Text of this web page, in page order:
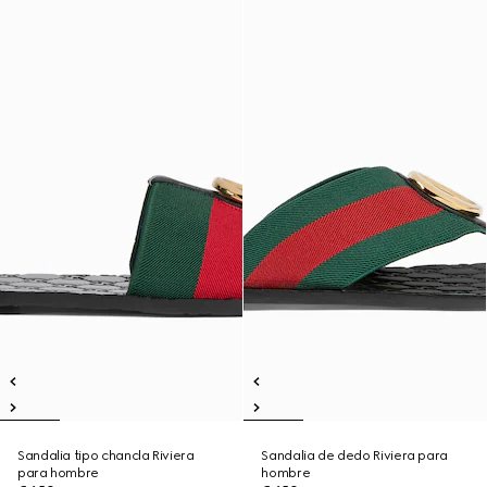
Sandalia tipo chancla Riviera
para hombre
Sandalia de dedo Riviera para
hombre